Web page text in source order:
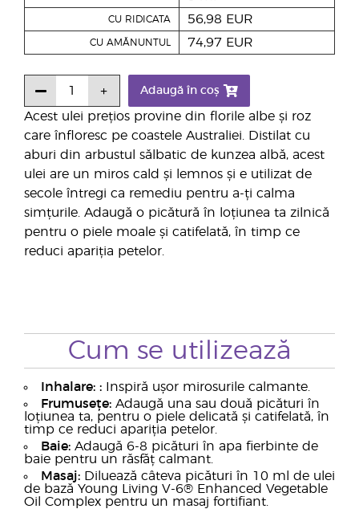
Acest ulei prețios provine din florile albe și roz
care înfloresc pe coastele Australiei. Distilat cu
aburi din arbustul sălbatic de kunzea albă, acest
ulei are un miros cald și lemnos și e utilizat de
secole întregi ca remediu pentru a-ți calma
simțurile. Adaugă o picătură în loțiunea ta zilnică
pentru o piele moale și catifelată, în timp ce
reduci apariția petelor.
CU RIDICATA 56,98 EUR
CU AMĂNUNTUL 74,97 EUR
Adaugă în coș
Cum se utilizează
Inhalare: : Inspiră ușor mirosurile calmante.
Frumusețe: Adaugă una sau două picături în
loțiunea ta, pentru o piele delicată și catifelată, în
timp ce reduci apariția petelor.
Baie: Adaugă 6-8 picături în apa fierbinte de
baie pentru un răsfăț calmant.
Masaj: Diluează câteva picături în 10 ml de ulei
de bază Young Living V-6® Enhanced Vegetable
Oil Complex pentru un masaj fortifiant.